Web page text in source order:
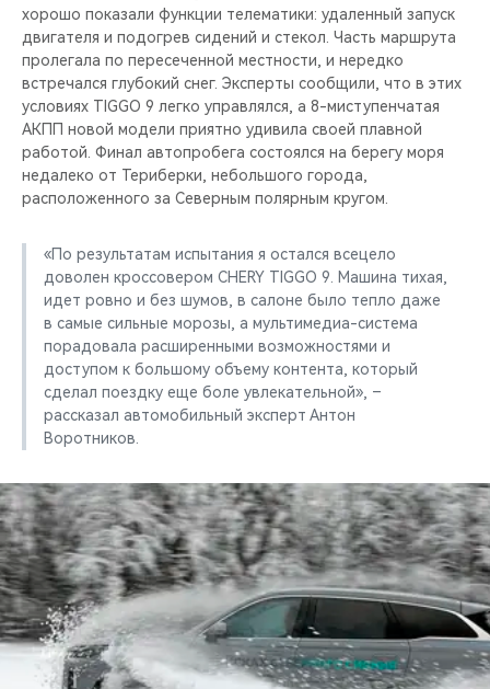
хорошо показали функции телематики: удаленный запуск
двигателя и подогрев сидений и стекол. Часть маршрута
пролегала по пересеченной местности, и нередко
встречался глубокий снег. Эксперты сообщили, что в этих
условиях TIGGO 9 легко управлялся, а 8-миступенчатая
АКПП новой модели приятно удивила своей плавной
работой. Финал автопробега состоялся на берегу моря
недалеко от Териберки, небольшого города,
расположенного за Северным полярным кругом.
«По результатам испытания я остался всецело
доволен кроссовером CHERY TIGGO 9. Машина тихая,
идет ровно и без шумов, в салоне было тепло даже
в самые сильные морозы, а мультимедиа-система
порадовала расширенными возможностями и
доступом к большому объему контента, который
сделал поездку еще боле увлекательной», –
рассказал автомобильный эксперт Антон
Воротников.